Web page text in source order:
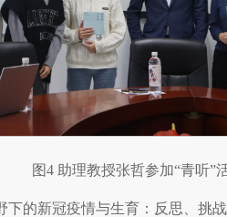
图4 助理教授张哲参加“青听”
下的新冠疫情与生育：反思、挑